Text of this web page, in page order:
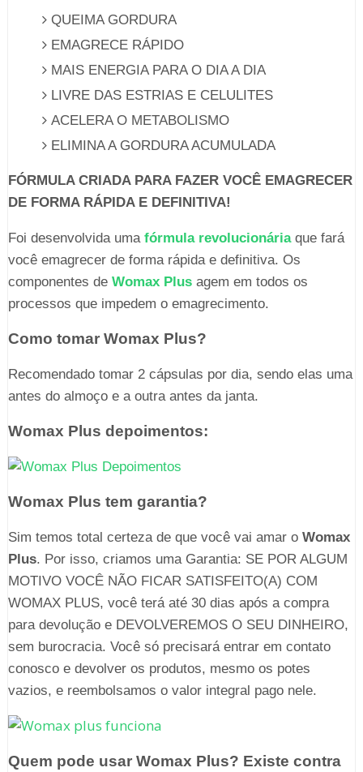
QUEIMA GORDURA
EMAGRECE RÁPIDO
MAIS ENERGIA PARA O DIA A DIA
LIVRE DAS ESTRIAS E CELULITES
ACELERA O METABOLISMO
ELIMINA A GORDURA ACUMULADA
FÓRMULA CRIADA PARA FAZER VOCÊ EMAGRECER
DE FORMA RÁPIDA E DEFINITIVA!
Foi desenvolvida uma fórmula revolucionáriaque fará
você emagrecer de forma rápida e definitiva. Os
componentes de Womax Plusagem em todos os
processos que impedem o emagrecimento.
Como tomar Womax Plus?
Recomendado tomar 2 cápsulas por dia, sendo elas uma
antes do almoço e a outra antes da janta.
Womax Plus depoimentos:
Womax Plus tem garantia?
Sim temos total certeza de que você vai amar o Womax
Plus. Por isso, criamos uma Garantia: SE POR ALGUM
MOTIVO VOCÊ NÃO FICAR SATISFEITO(A) COM
WOMAX PLUS, você terá até 30 dias após a compra
para devolução e DEVOLVEREMOS O SEU DINHEIRO,
sem burocracia. Você só precisará entrar em contato
conosco e devolver os produtos, mesmo os potes
vazios, e reembolsamos o valor integral pago nele.
Quem pode usar Womax Plus? Existe contra